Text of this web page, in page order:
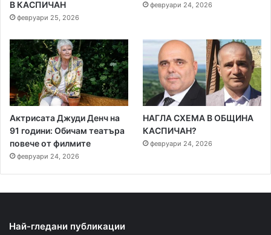
В КАСПИЧАН
февруари 25, 2026
февруари 24, 2026
Актрисата Джуди Денч на
91 години: Обичам театъра
повече от филмите
февруари 24, 2026
НАГЛА СХЕМА В ОБЩИНА
КАСПИЧАН?
февруари 24, 2026
Най-гледани публикации